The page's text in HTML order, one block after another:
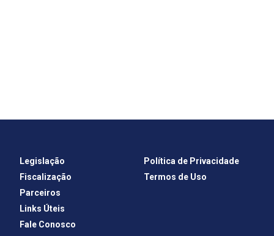
Legislação
Fiscalização
Parceiros
Links Úteis
Fale Conosco
Política de Privacidade
Termos de Uso